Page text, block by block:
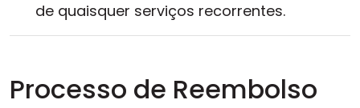
de quaisquer serviços recorrentes.
Processo de Reembolso